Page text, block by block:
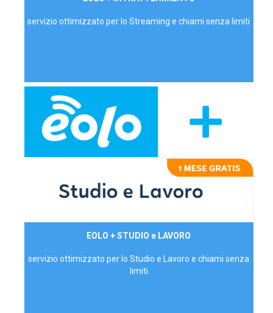
servizio ottimizzato per lo Streaming e chiami senza limiti
EOLO + STUDIO e LAVORO
servizio ottimizzato per lo Studio e Lavoro e chiami senza
limiti